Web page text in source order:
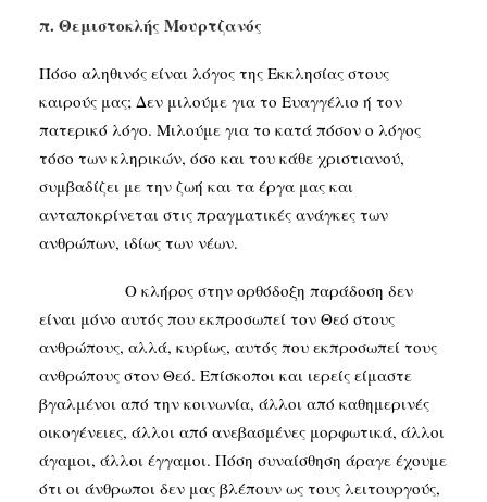
π. Θεμιστοκλής Μουρτζανός
Πόσο αληθινός είναι λόγος της Εκκλησίας στους
καιρούς μας; Δεν μιλούμε για το Ευαγγέλιο ή τον
πατερικό λόγο. Μιλούμε για το κατά πόσον ο λόγος
τόσο των κληρικών, όσο και του κάθε χριστιανού,
συμβαδίζει με την ζωή και τα έργα μας και
ανταποκρίνεται στις πραγματικές ανάγκες των
ανθρώπων, ιδίως των νέων.
Ο κλήρος στην ορθόδοξη παράδοση δεν
είναι μόνο αυτός που εκπροσωπεί τον Θεό στους
ανθρώπους, αλλά, κυρίως, αυτός που εκπροσωπεί τους
ανθρώπους στον Θεό. Επίσκοποι και ιερείς είμαστε
βγαλμένοι από την κοινωνία, άλλοι από καθημερινές
οικογένειες, άλλοι από ανεβασμένες μορφωτικά, άλλοι
άγαμοι, άλλοι έγγαμοι. Πόση συναίσθηση άραγε έχουμε
ότι οι άνθρωποι δεν μας βλέπουν ως τους λειτουργούς,